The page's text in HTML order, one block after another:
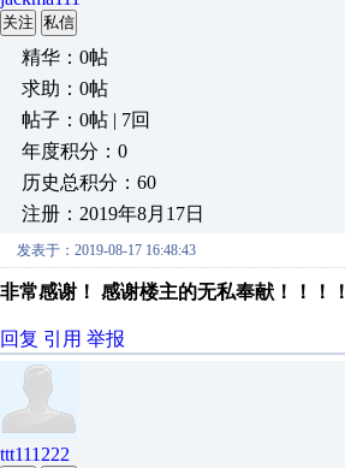
关注 私信
精华：0帖
求助：0帖
帖子：0帖 | 7回
年度积分：0
历史总积分：60
注册：2019年8月17日
发表于：2019-08-17 16:48:43
非常感谢！ 感谢楼主的无私奉献！！！！
回复 引用 举报
ttt111222